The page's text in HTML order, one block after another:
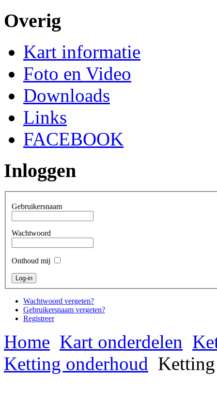
Overig
Kart informatie
Foto en Video
Downloads
Links
FACEBOOK
Inloggen
Gebruikersnaam
Wachtwoord
Onthoud mij
Wachtwoord vergeten?
Gebruikersnaam vergeten?
Registreer
Home Kart onderdelen
Ketting onderhoud